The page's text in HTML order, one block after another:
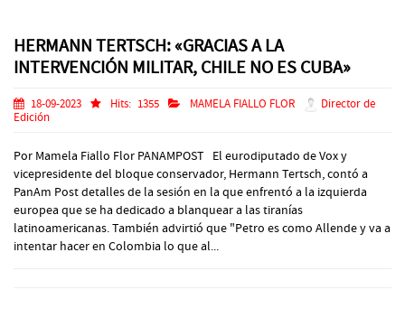
HERMANN TERTSCH: «GRACIAS A LA
INTERVENCIÓN MILITAR, CHILE NO ES CUBA»
18-09-2023 Hits: 1355 MAMELA FIALLO FLOR
Director de
Edición
Por Mamela Fiallo Flor PANAMPOST El eurodiputado de Vox y
vicepresidente del bloque conservador, Hermann Tertsch, contó a
PanAm Post detalles de la sesión en la que enfrentó a la izquierda
europea que se ha dedicado a blanquear a las tiranías
latinoamericanas. También advirtió que "Petro es como Allende y va a
intentar hacer en Colombia lo que al...